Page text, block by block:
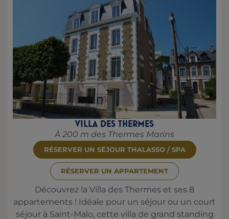
VILLA DES THERMES
À 200 m des Thermes Marins
RÉSERVER UN SÉJOUR THALASSO / SPA
RÉSERVER UN APPARTEMENT
Découvrez la Villa des Thermes et ses 8
appartements ! Idéale pour un séjour ou un court
séjour à Saint-Malo, cette villa de grand standing